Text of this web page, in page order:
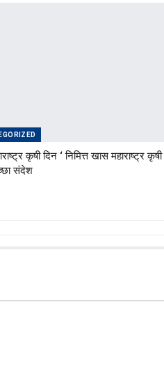
कृषी दिन ‘ निमित्त खास महाराष्ट्र कृषी
संदेश